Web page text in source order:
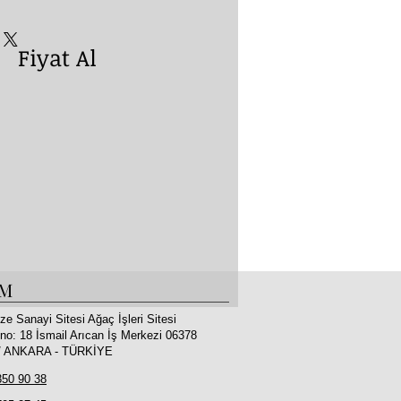
Al
Sanayi Sitesi Ağaç İşleri Sitesi
18 İsmail Arıcan İş Merkezi 06378
ANKARA - TÜRKİYE
90 38